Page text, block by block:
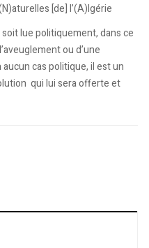
[de] l’(A)lgérie
lue politiquement, dans ce
ou d’une
cas politique, il est un
qui lui sera offerte et
sur le journalisme en
de Tamazight en Algérie: